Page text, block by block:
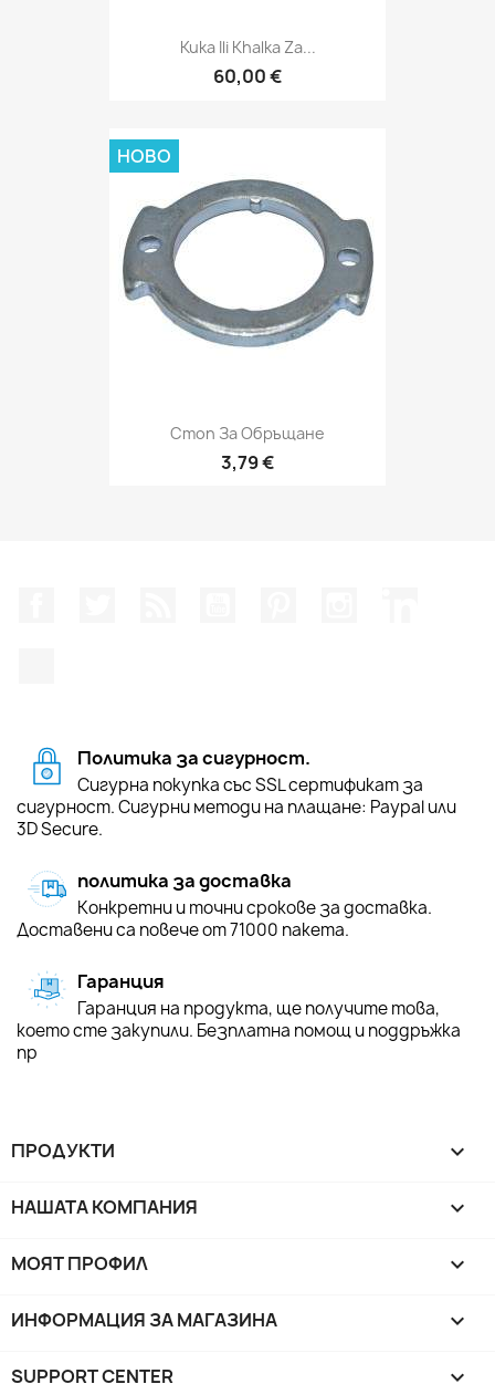
Kuka Ili Khalka Za...
60,00 €
Стоп За Обръщане
3,79 €
НОВО
Политика за сигурност.
Сигурна покупка със SSL сертификат за
сигурност. Сигурни методи на плащане: Paypal или
3D Secure.
политика за доставка
Конкретни и точни срокове за доставка.
Доставени са повече от 71000 пакета.
Гаранция
Гаранция на продукта, ще получите това,
което сте закупили. Безплатна помощ и поддръжка
пр
ПРОДУКТИ 
НАШАТА КОМПАНИЯ 
МОЯТ ПРОФИЛ 
ИНФОРМАЦИЯ ЗА МАГАЗИНА keyboard_arrow_down
SUPPORT CENTER 